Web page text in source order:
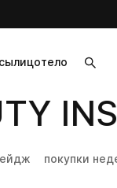
лицотело
покупки